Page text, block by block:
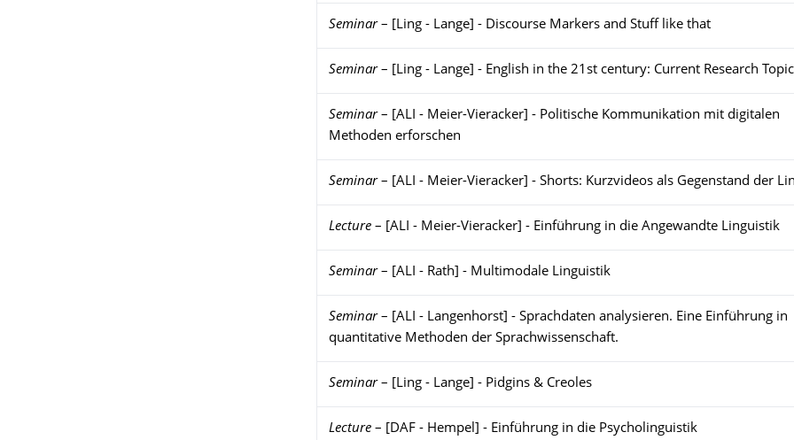
Seminar– [Ling - Lange] - Discourse Markers and Stuff like that
Seminar– [Ling - Lange] - English in the 21st century: Current Research
Seminar–
[ALI - Meier-Vieracker] - Politische Kommunikation mit digitalen
Methoden erforschen
Seminar– [ALI - Meier-Vieracker] - Shorts: Kurzvideos als Gegenstand der
Lecture – [ALI - Meier-Vieracker] - Einführung in die Angewandte Linguistik
Seminar– [ALI - Rath] - Multimodale Linguistik
Seminar–
[ALI - Langenhorst] - Sprachdaten analysieren. Eine Einführung in
quantitative Methoden der Sprachwissenschaft.
Seminar– [Ling - Lange] - Pidgins & Creoles
Lecture – [DAF - Hempel] - Einführung in die Psycholinguistik